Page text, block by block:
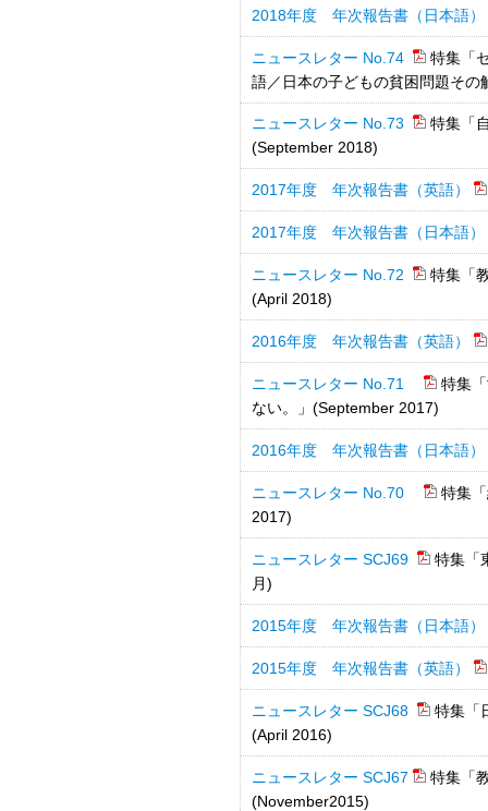
2018年度 年次報告書（日本語）
ニュースレター No.74
特集「
語／日本の子どもの貧困問題そ
ニュースレター No.73
特集「
(September 2018)
2017年度 年次報告書（英語）
2017年度 年次報告書（日本語）
ニュースレター No.72
特集「
(April 2018)
2016年度 年次報告書（英語）
ニュースレター No.71
特集
ない。」(September 2017)
2016年度 年次報告書（日本語）
ニュースレター No.70
特集
2017)
ニュースレター SCJ69
特集「
月)
2015年度 年次報告書（日本語）
2015年度 年次報告書（英語）
ニュースレター SCJ68
特集「
(April 2016)
ニュースレター SCJ67
特集「
(November2015)